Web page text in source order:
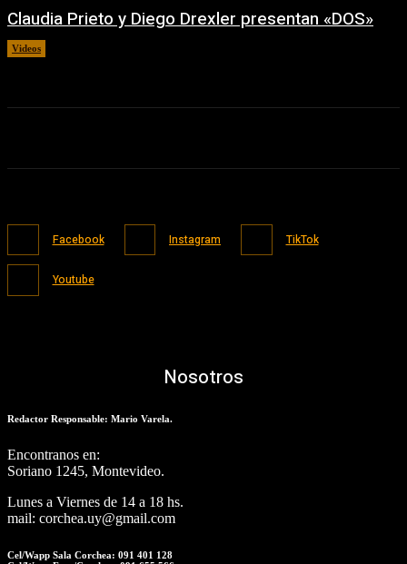
Claudia Prieto y Diego Drexler presentan «DOS»
Videos
Facebook Instagram TikTok
Youtube
Nosotros
Redactor Responsable: Mario Varela.
Encontranos en:
Soriano 1245, Montevideo.
Lunes a Viernes de 14 a 18 hs.
mail: corchea.uy@gmail.com
Cel/Wapp Sala Corchea: 091 401 128